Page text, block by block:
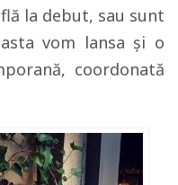
la debut, sau sunt
vom lansa şi o
coordonată